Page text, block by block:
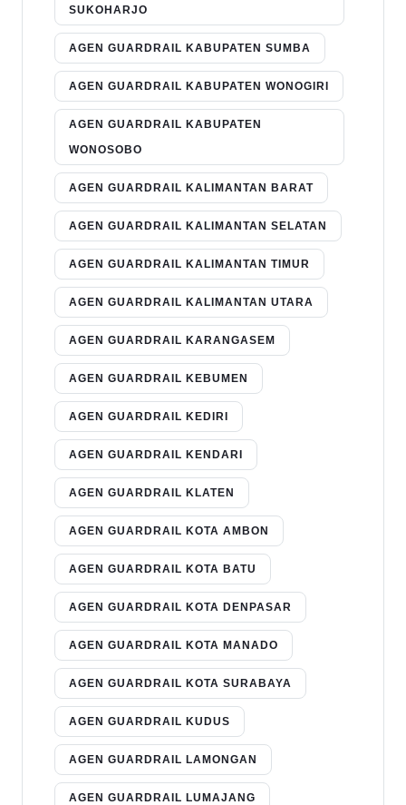
SUKOHARJO
AGEN GUARDRAIL KABUPATEN SUMBA
AGEN GUARDRAIL KABUPATEN WONOGIRI
AGEN GUARDRAIL KABUPATEN
WONOSOBO
AGEN GUARDRAIL KALIMANTAN BARAT
AGEN GUARDRAIL KALIMANTAN SELATAN
AGEN GUARDRAIL KALIMANTAN TIMUR
AGEN GUARDRAIL KALIMANTAN UTARA
AGEN GUARDRAIL KARANGASEM
AGEN GUARDRAIL KEBUMEN
AGEN GUARDRAIL KEDIRI
AGEN GUARDRAIL KENDARI
AGEN GUARDRAIL KLATEN
AGEN GUARDRAIL KOTA AMBON
AGEN GUARDRAIL KOTA BATU
AGEN GUARDRAIL KOTA DENPASAR
AGEN GUARDRAIL KOTA MANADO
AGEN GUARDRAIL KOTA SURABAYA
AGEN GUARDRAIL KUDUS
AGEN GUARDRAIL LAMONGAN
AGEN GUARDRAIL LUMAJANG